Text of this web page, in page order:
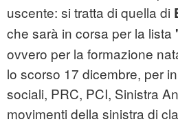
uscente: si tratta di quella di
che sarà in corsa per la lista
ovvero per la formazione
lo scorso 17 dicembre, per
sociali, PRC, PCI, Sinistra
movimenti della sinistra di